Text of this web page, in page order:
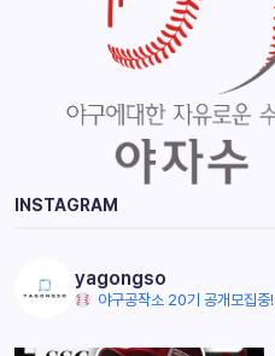
INSTAGRAM
yagongso
야구공작소 20기 공개모집중!